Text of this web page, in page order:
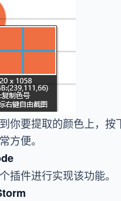
你要提取的颜色上，按
方便。
插件进行实现该功能。